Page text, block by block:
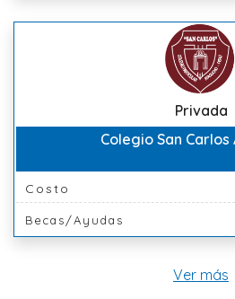
Privada
Colegio San
Costo
Becas/Ayudas
Ver más